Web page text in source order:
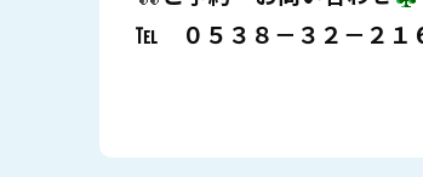
℡ ０５３８－３２－２